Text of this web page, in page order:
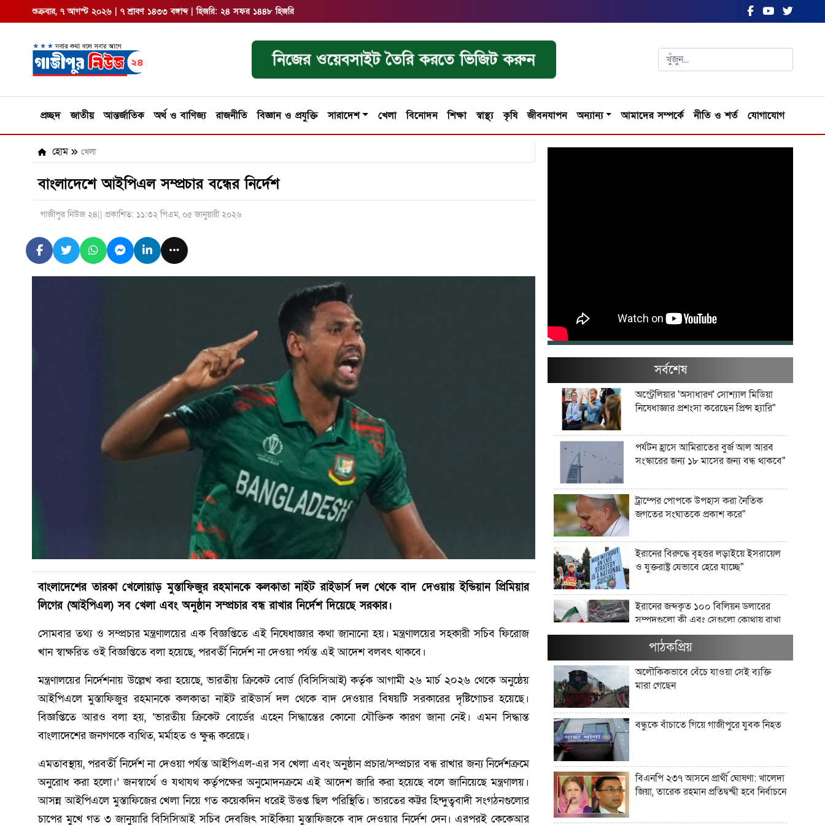
শুক্রবার, ৭ আগস্ট ২০২৬ | ৭ শ্রাবণ ১৪৩৩ বঙ্গাব্দ | হিজরি: ২৪ সফর ১৪৪৮ হিজরি
নিজের ওয়েবসাইট তৈরি করতে ভিজিট করুন
প্রচ্ছদ জাতীয় আন্তর্জাতিক অর্থ ও বাণিজ্য রাজনীতি বিজ্ঞান ও প্রযুক্তি সারাদেশ খেলা বিনোদন শিক্ষা স্বাস্থ্য কৃষি জীবনযাপন অন্যান্য আমাদের সম্পর্কে নীতি ও শর্ত যোগাযোগ
হোম খেলা
বাংলাদেশে আইপিএল সম্প্রচার বন্ধের নির্দেশ
গাজীপুর নিউজ ২৪|| প্রকাশিত: ১১:৩২ পিএম, ০৫ জানুয়ারী ২০২৬
বাংলাদেশের তারকা খেলোয়াড় মুস্তাফিজুর রহমানকে কলকাতা নাইট রাইডার্স দল থেকে বাদ দেওয়ায় ইন্ডিয়ান প্রিমিয়ার
লিগের (আইপিএল) সব খেলা এবং অনুষ্ঠান সম্প্রচার বন্ধ রাখার নির্দেশ দিয়েছে সরকার।
সোমবার তথ্য ও সম্প্রচার মন্ত্রণালয়ের এক বিজ্ঞপ্তিতে এই নিষেধাজ্ঞার কথা জানানো হয়। মন্ত্রণালয়ের সহকারী সচিব ফিরোজ
খান স্বাক্ষরিত ওই বিজ্ঞপ্তিতে বলা হয়েছে, পরবর্তী নির্দেশ না দেওয়া পর্যন্ত এই আদেশ বলবৎ থাকবে।
মন্ত্রণালয়ের নির্দেশনায় উল্লেখ করা হয়েছে, ভারতীয় ক্রিকেট বোর্ড (বিসিসিআই) কর্তৃক আগামী ২৬ মার্চ ২০২৬ থেকে অনুষ্ঠেয়
আইপিএলে মুস্তাফিজুর রহমানকে কলকাতা নাইট রাইডার্স দল থেকে বাদ দেওয়ার বিষয়টি সরকারের দৃষ্টিগোচর হয়েছে।
বিজ্ঞপ্তিতে আরও বলা হয়, ‘ভারতীয় ক্রিকেট বোর্ডের এহেন সিদ্ধান্তের কোনো যৌক্তিক কারণ জানা নেই। এমন সিদ্ধান্ত
বাংলাদেশের জনগণকে ব্যথিত, মর্মাহত ও ক্ষুব্ধ করেছে।
এমতাবস্থায়, পরবর্তী নির্দেশ না দেওয়া পর্যন্ত আইপিএল-এর সব খেলা এবং অনুষ্ঠান প্রচার/সম্প্রচার বন্ধ রাখার জন্য নির্দেশক্রমে
অনুরোধ করা হলো।’ জনস্বার্থে ও যথাযথ কর্তৃপক্ষের অনুমোদনক্রমে এই আদেশ জারি করা হয়েছে বলে জানিয়েছে মন্ত্রণালয়।
আসন্ন আইপিএলে মুস্তাফিজের খেলা নিয়ে গত কয়েকদিন ধরেই উত্তপ্ত ছিল পরিস্থিতি। ভারতের কট্টর হিন্দুত্ববাদী সংগঠনগুলোর
চাপের মুখে গত ৩ জানুয়ারি বিসিসিআই সচিব দেবজিৎ সাইকিয়া মুস্তাফিজকে বাদ দেওয়ার নির্দেশ দেন। এরপরই কেকেআর
সর্বশেষ
অস্ট্রেলিয়ার 'অসাধারণ' সোশ্যাল মিডিয়া
নিষেধাজ্ঞার প্রশংসা করেছেন প্রিন্স হ্যারি"
পর্যটন হ্রাসে আমিরাতের বুর্জ আল আরব
সংস্কারের জন্য ১৮ মাসের জন্য বন্ধ থাকবে"
ট্রাম্পের পোপকে উপহাস করা নৈতিক
জগতের সংঘাতকে প্রকাশ করে"
ইরানের বিরুদ্ধে বৃহত্তর লড়াইয়ে ইসরায়েল
ও যুক্তরাষ্ট্র যেভাবে হেরে যাচ্ছে"
ইরানের জব্দকৃত ১০০ বিলিয়ন ডলারের
সম্পদগুলো কী এবং সেগুলো কোথায় রাখা
আছে?"
মার্কিন তেল অবরোধ কি কিউবান চুরুটের
আগুন নিভিয়ে দিতে পারে?"
যে সংস্কৃতি লোকশিল্পকে উদযাপন করে,
সেখানে কেন লোকশিল্পীরা অদৃশ্য থেকে
আধুনিক বাংলাদেশে লোকসাহিত্য অধ্যয়ন
কেন গুরুত্বপূর্ণ?"
পাঠকপ্রিয়
অলৌকিকভাবে বেঁচে যাওয়া সেই ব্যক্তি
মারা গেছেন
বন্ধুকে বাঁচাতে গিয়ে গাজীপুরে যুবক নিহত
বিএনপি ২৩৭ আসনে প্রার্থী ঘোষণা: খালেদা
জিয়া, তারেক রহমান প্রতিদ্বন্দ্বী হবে নির্বাচনে